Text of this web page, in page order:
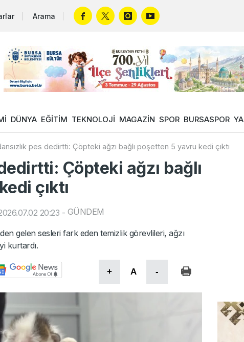
Arama
DÜNYA EĞİTİM TEKNOLOJİ MAGAZİN SPOR BURSASPOR
pes dedirtti: Çöpteki ağzı bağlı poşetten 5 yavru kedi çıktı
Çöpteki ağzı bağlı
çıktı
20:23 - GÜNDEM
gelen sesleri fark eden temizlik görevlileri, ağzı
kurtardı.
+ A -